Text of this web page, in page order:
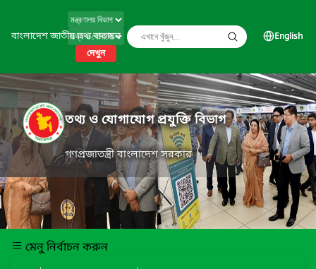
বাংলাদেশ জাতীয় তথ্য বাতায়ন
দেখুন
English
তথ্য ও যোগাযোগ প্রযুক্তি বিভাগ
গণপ্রজাতন্ত্রী বাংলাদেশ সরকার
মেনু নির্বাচন করুন